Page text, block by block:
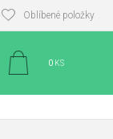
Oblíbené položky
0 KS